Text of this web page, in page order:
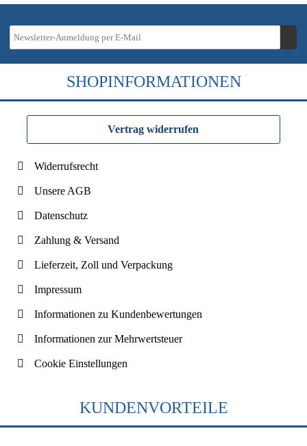
SHOPINFORMATIONEN
Vertrag widerrufen
Widerrufsrecht
Unsere AGB
Datenschutz
Zahlung & Versand
Lieferzeit, Zoll und Verpackung
Impressum
Informationen zu Kundenbewertungen
Informationen zur Mehrwertsteuer
Cookie Einstellungen
KUNDENVORTEILE